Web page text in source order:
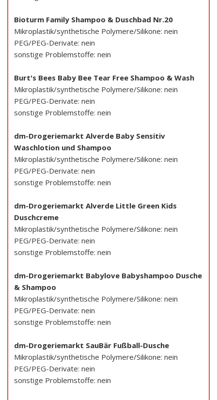
Bioturm Family Shampoo & Duschbad Nr.20
Mikroplastik/synthetische Polymere/Silikone: nein
PEG/PEG-Derivate: nein
sonstige Problemstoffe: nein
Burt's Bees Baby Bee Tear Free Shampoo & Wash
Mikroplastik/synthetische Polymere/Silikone: nein
PEG/PEG-Derivate: nein
sonstige Problemstoffe: nein
dm-Drogeriemarkt Alverde Baby Sensitiv
Waschlotion und Shampoo
Mikroplastik/synthetische Polymere/Silikone: nein
PEG/PEG-Derivate: nein
sonstige Problemstoffe: nein
dm-Drogeriemarkt Alverde Little Green Kids
Duschcreme
Mikroplastik/synthetische Polymere/Silikone: nein
PEG/PEG-Derivate: nein
sonstige Problemstoffe: nein
dm-Drogeriemarkt Babylove Babyshampoo Dusche
& Shampoo
Mikroplastik/synthetische Polymere/Silikone: nein
PEG/PEG-Derivate: nein
sonstige Problemstoffe: nein
dm-Drogeriemarkt SauBär Fußball-Dusche
Mikroplastik/synthetische Polymere/Silikone: nein
PEG/PEG-Derivate: nein
sonstige Problemstoffe: nein